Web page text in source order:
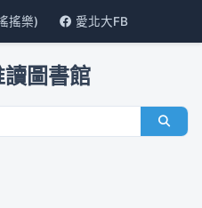
搖樂) 愛北大FB
圖書館